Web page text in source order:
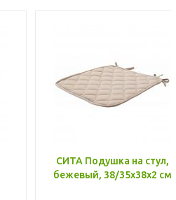
СИТА Подушка на стул,
бежевый, 38/35x38x2 см